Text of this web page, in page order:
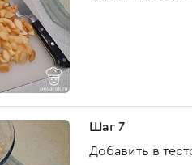
Шаг 7
Добавить в